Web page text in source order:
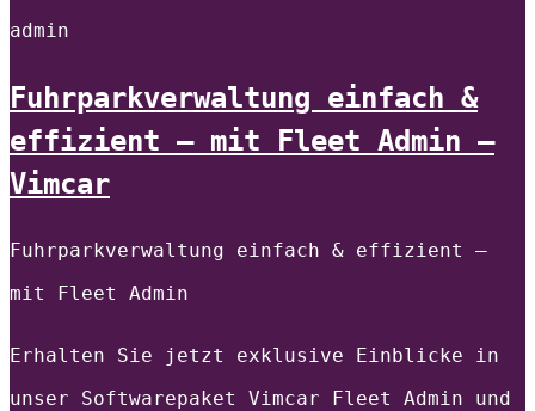
admin
Fuhrparkverwaltung einfach &
effizient – mit Fleet Admin –
Vimcar
Fuhrparkverwaltung einfach & effizient –
mit Fleet Admin
Erhalten Sie jetzt exklusive Einblicke in
unser Softwarepaket Vimcar Fleet Admin und